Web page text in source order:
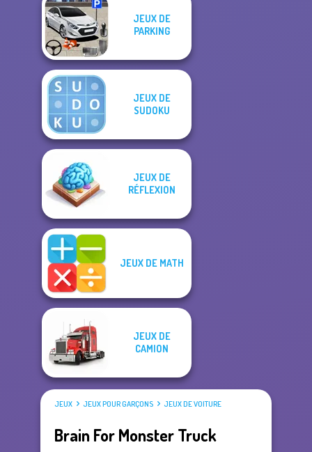
JEUX DE
PARKING
JEUX DE
SUDOKU
JEUX DE
RÉFLEXION
JEUX DE MATH
JEUX DE
CAMION
JEUX JEUX POUR GARÇONS JEUX DE VOITURE
Brain For Monster Truck